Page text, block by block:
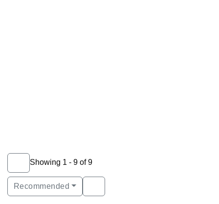
Showing 1 - 9 of 9
Recommended